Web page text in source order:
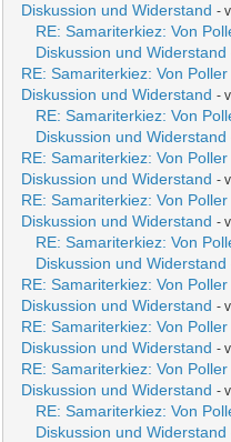
Diskussion und Widerstand -
RE: Samariterkiez: Von
Diskussion und Widerstand
RE: Samariterkiez: Von
Diskussion und Widerstand -
RE: Samariterkiez: Von
Diskussion und Widerstand
RE: Samariterkiez: Von
Diskussion und Widerstand -
RE: Samariterkiez: Von
Diskussion und Widerstand -
RE: Samariterkiez: Von
Diskussion und Widerstand
RE: Samariterkiez: Von
Diskussion und Widerstand -
RE: Samariterkiez: Von
Diskussion und Widerstand -
RE: Samariterkiez: Von
Diskussion und Widerstand -
RE: Samariterkiez: Von
Diskussion und Widerstand